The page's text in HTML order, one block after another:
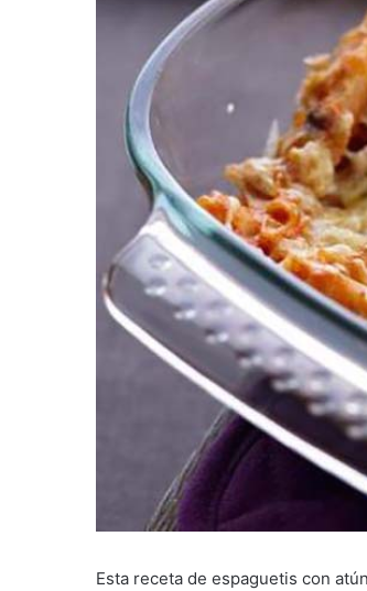
Esta receta de espaguetis con